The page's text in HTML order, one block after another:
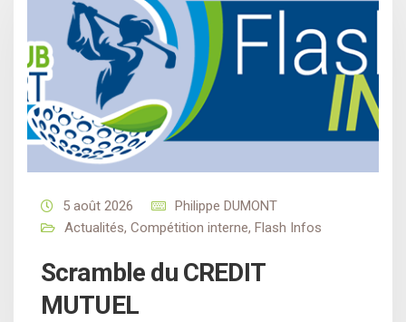
5 août 2026
Philippe DUMONT
Actualités, Compétition interne, Flash Infos
Scramble du CREDIT
MUTUEL